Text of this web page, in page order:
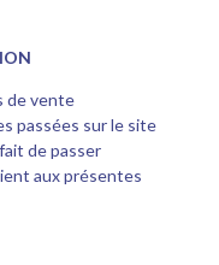
de vente
passées sur le site
de passer
aux présentes